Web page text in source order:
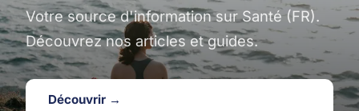
Votre source d'information sur Santé (FR).
Découvrez nos articles et guides.
Découvrir →